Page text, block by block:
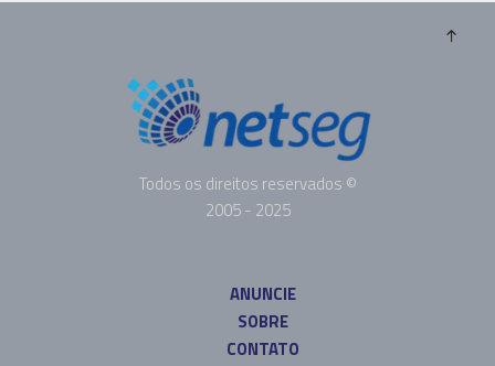
Todos os direitos reservados ©
2005 - 2025
ANUNCIE
SOBRE
CONTATO